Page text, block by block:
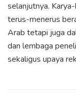
selanjutnya.
terus-menerus
Arab tetapi juga
dan lembaga
sekaligus upaya